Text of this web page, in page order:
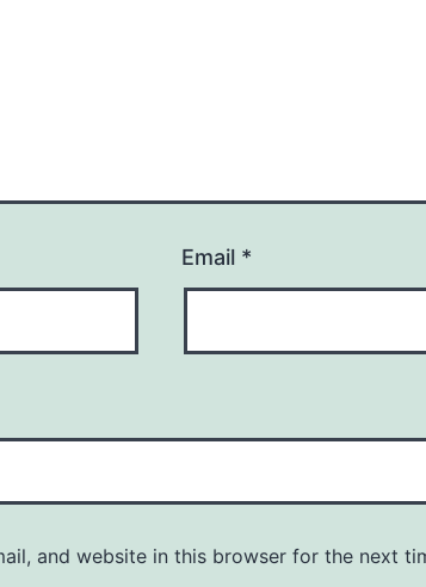
Email *
and website in this browser for the next